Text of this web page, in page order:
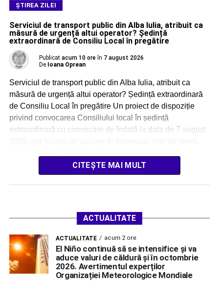
ŞTIREA ZILEI
Serviciul de transport public din Alba Iulia, atribuit ca
măsură de urgență altui operator? Ședință
extraordinară de Consiliu Local în pregătire
Publicat acum 10 ore în 7 august 2026
De Ioana Oprean
Serviciul de transport public din Alba Iulia, atribuit ca
măsură de urgență altui operator? Ședință extraordinară
de Consiliu Local în pregătire Un proiect de dispoziție
privind convocarea Consiliului local în ședință
extraordinară cu convocare de îndată la data de 7 august
CITEȘTE MAI MULT
ACTUALITATE
ACTUALITATE acum 2 ore
El Niño continuă să se intensifice și va
aduce valuri de căldură și în octombrie
2026. Avertimentul experților
Organizației Meteorologice Mondiale